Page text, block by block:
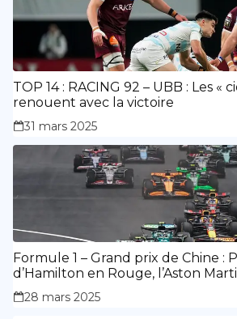
TOP 14 : RACING 92 – UBB : Les «
renouent avec la victoire
31 mars 2025
Formule 1 – Grand prix de Chine :
d’Hamilton en Rouge, l’Aston
des siennes.
28 mars 2025